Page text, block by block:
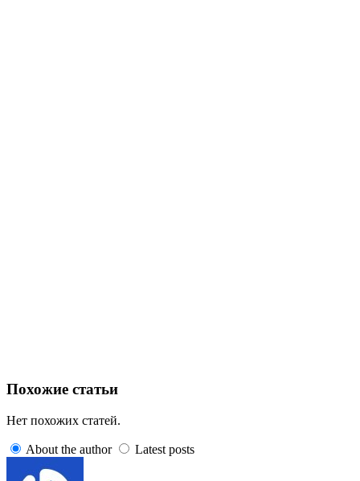
Похожие статьи
Нет похожих статей.
About the author Latest posts